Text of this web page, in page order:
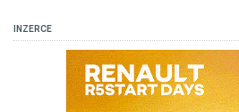
INZERCE